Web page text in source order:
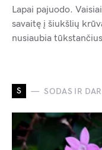
Lapai pajuodo.
savaitę į šiukšlių
nusiaubia
S SODAS IR